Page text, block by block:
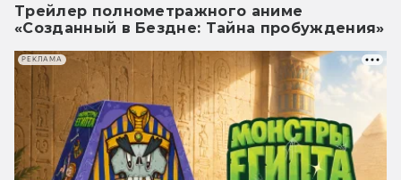
Трейлер полнометражного аниме
«Созданный в Бездне: Тайна пробуждения»
РЕКЛАМА